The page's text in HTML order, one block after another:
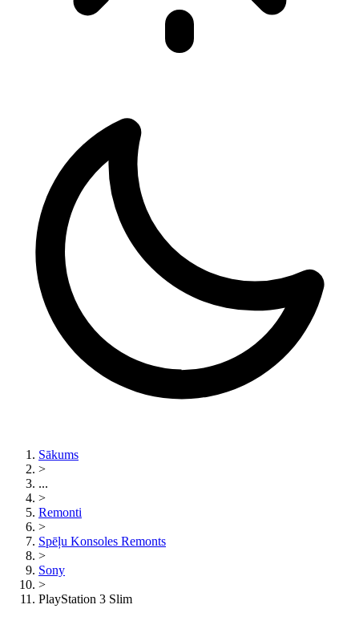
Sākums
>
...
>
Remonti
>
Spēļu Konsoles Remonts
>
Sony
>
PlayStation 3 Slim